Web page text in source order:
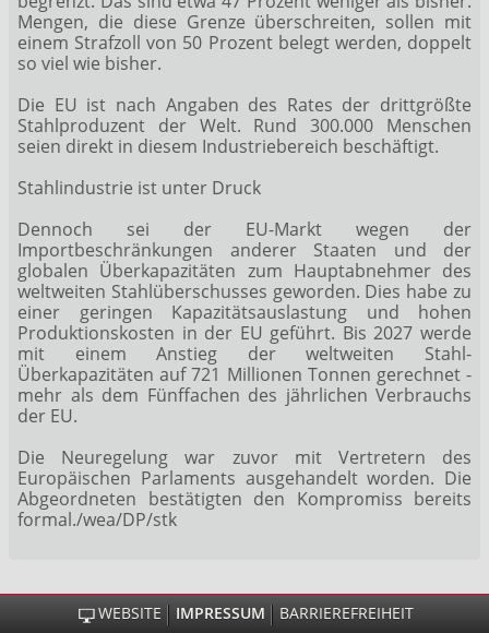
Mengen, die diese Grenze überschreiten, sollen mit
einem Strafzoll von 50 Prozent belegt werden, doppelt
so viel wie bisher.
Die EU ist nach Angaben des Rates der drittgrößte
Stahlproduzent der Welt. Rund 300.000 Menschen
seien direkt in diesem Industriebereich beschäftigt.
Stahlindustrie ist unter Druck
Dennoch sei der EU-Markt wegen der
Importbeschränkungen anderer Staaten und der
globalen Überkapazitäten zum Hauptabnehmer des
weltweiten Stahlüberschusses geworden. Dies habe zu
einer geringen Kapazitätsauslastung und hohen
Produktionskosten in der EU geführt. Bis 2027 werde
mit einem Anstieg der weltweiten Stahl-
Überkapazitäten auf 721 Millionen Tonnen gerechnet -
mehr als dem Fünffachen des jährlichen Verbrauchs
der EU.
Die Neuregelung war zuvor mit Vertretern des
Europäischen Parlaments ausgehandelt worden. Die
Abgeordneten bestätigten den Kompromiss bereits
formal./wea/DP/stk
WEBSITE IMPRESSUM BARRIEREFREIHEIT